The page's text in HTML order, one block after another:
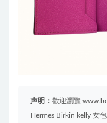
声明： 歡迎瀏覽
Hermes Birkin kelly 女